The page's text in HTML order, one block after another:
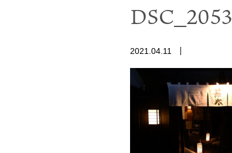
DSC_2053
2021.04.11